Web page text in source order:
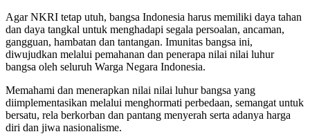
Agar NKRI tetap utuh, bangsa Indonesia harus memiliki daya tahan
dan daya tangkal untuk menghadapi segala persoalan, ancaman,
gangguan, hambatan dan tantangan. Imunitas bangsa ini,
diwujudkan melalui pemahanan dan penerapa nilai nilai luhur
bangsa oleh seluruh Warga Negara Indonesia.
Memahami dan menerapkan nilai nilai luhur bangsa yang
diimplementasikan melalui menghormati perbedaan, semangat untuk
bersatu, rela berkorban dan pantang menyerah serta adanya harga
diri dan jiwa nasionalisme.